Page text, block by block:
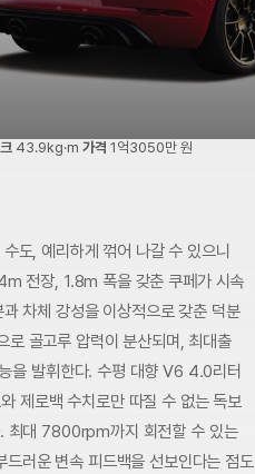
43.9kg·m 가격 1억3050만 원
도, 예리하게 꺾어 나갈 수 있으니
전장, 1.8m 폭을 갖춘 쿠페가 시속
차체 강성을 이상적으로 갖춘 덕분
로 골고루 압력이 분산되며, 최대출
을 발휘한다. 수평 대향 V6 4.0리터
제로백 수치로만 따질 수 없는 독보
최대 7800rpm까지 회전할 수 있는
러운 변속 피드백을 선보인다는 점도